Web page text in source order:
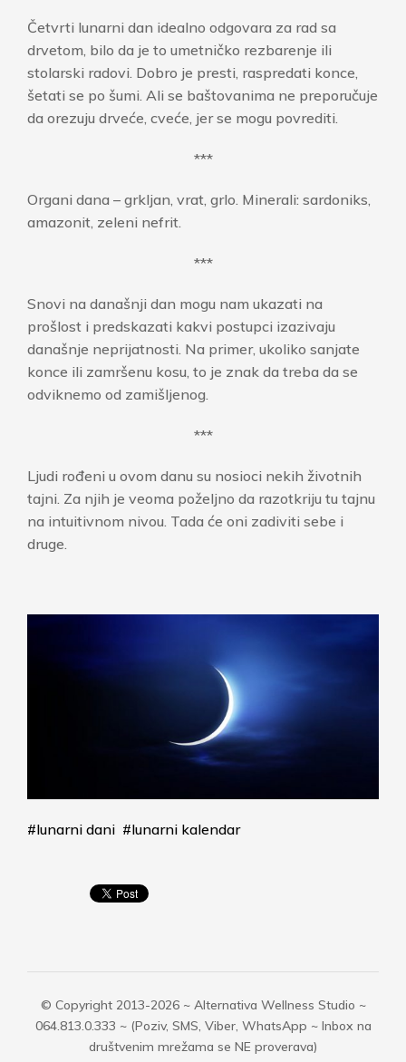
Četvrti lunarni dan idealno odgovara za rad sa
drvetom, bilo da je to umetničko rezbarenje ili
stolarski radovi. Dobro je presti, raspredati konce,
šetati se po šumi. Ali se baštovanima ne preporučuje
da orezuju drveće, cveće, jer se mogu povrediti.
***
Organi dana – grkljan, vrat, grlo. Minerali: sardoniks,
amazonit, zeleni nefrit.
***
Snovi na današnji dan mogu nam ukazati na
prošlost i predskazati kakvi postupci izazivaju
današnje neprijatnosti. Na primer, ukoliko sanjate
konce ili zamršenu kosu, to je znak da treba da se
odviknemo od zamišljenog.
***
Ljudi rođeni u ovom danu su nosioci nekih životnih
tajni. Za njih je veoma poželjno da razotkriju tu tajnu
na intuitivnom nivou. Tada će oni zadiviti sebe i
druge.
#lunarni dani #lunarni kalendar
© Copyright 2013-2026 ~ Alternativa Wellness Studio ~
064.813.0.333 ~ (Poziv, SMS, Viber, WhatsApp ~ Inbox na
društvenim mrežama se NE proverava)